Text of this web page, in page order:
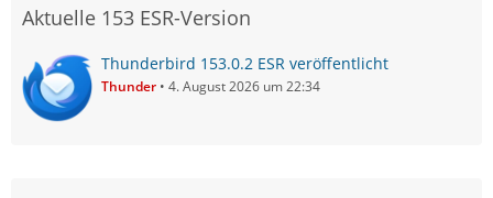
Aktuelle 153 ESR-Version
Thunderbird 153.0.2 ESR veröffentlicht
Thunder 4. August 2026 um 22:34